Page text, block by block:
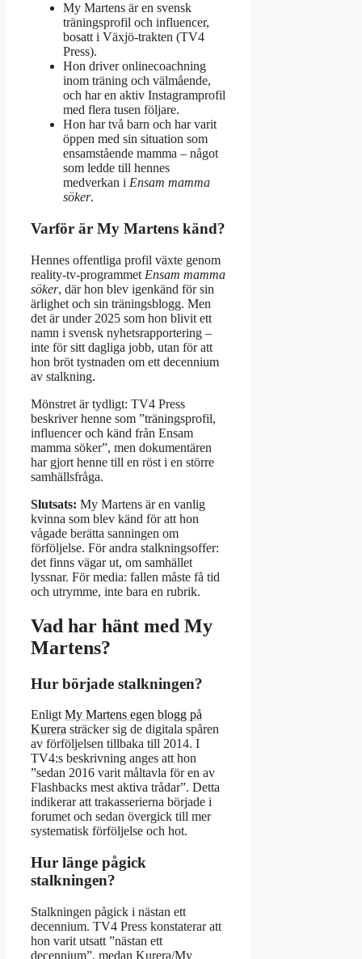
My Martens är en svensk
träningsprofil och influencer,
bosatt i Växjö-trakten (TV4
Press).
Hon driver onlinecoachning
inom träning och välmående,
och har en aktiv Instagramprofil
med flera tusen följare.
Hon har två barn och har varit
öppen med sin situation som
ensamstående mamma – något
som ledde till hennes
medverkan i Ensam mamma
söker.
Varför är My Martens känd?
Hennes offentliga profil växte genom
reality-tv-programmet Ensam mamma
söker, där hon blev igenkänd för sin
ärlighet och sin träningsblogg. Men
det är under 2025 som hon blivit ett
namn i svensk nyhetsrapportering –
inte för sitt dagliga jobb, utan för att
hon bröt tystnaden om ett decennium
av stalkning.
Mönstret är tydligt: TV4 Press
beskriver henne som ”träningsprofil,
influencer och känd från Ensam
mamma söker”, men dokumentären
har gjort henne till en röst i en större
samhällsfråga.
Slutsats: My Martens är en vanlig
kvinna som blev känd för att hon
vågade berätta sanningen om
förföljelse. För andra stalkningsoffer:
det finns vägar ut, om samhället
lyssnar. För media: fallen måste få tid
och utrymme, inte bara en rubrik.
Vad har hänt med My
Martens?
Hur började stalkningen?
EnligtMy Martens egen blogg på
Kurera sträcker sig de digitala spåren
av förföljelsen tillbaka till 2014. I
TV4:s beskrivning anges att hon
”sedan 2016 varit måltavla för en av
Flashbacks mest aktiva trådar”. Detta
indikerar att trakasserierna började i
forumet och sedan övergick till mer
systematisk förföljelse och hot.
Hur länge pågick
stalkningen?
Stalkningen pågick i nästan ett
decennium. TV4 Press konstaterar att
hon varit utsatt ”nästan ett
decennium”, medan Kurera/My